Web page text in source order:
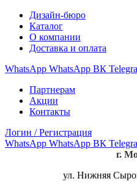
Дизайн-бюро
Каталог
О компании
Доставка и оплата
WhatsApp WhatsApp ВК
Партнерам
Акции
Контакты
Логин / Регистрация
WhatsApp WhatsApp ВК
г.
ул. Нижняя